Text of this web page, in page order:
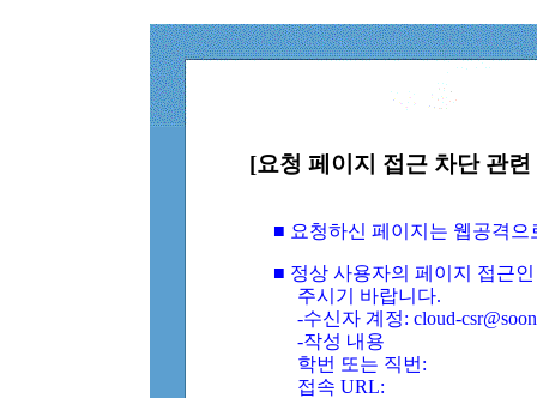
[요청 페이지 접근 차단 관
■ 요청하신 페이지는 웹공격
■ 정상 사용자의 페이지 접근
주시기 바랍니다.
-수신자 계정: cloud-
-작성 내용
학번 또는 직번:
접속 URL: